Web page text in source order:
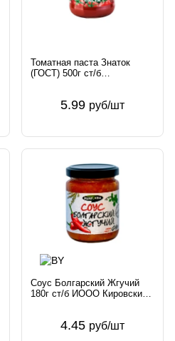
Томатная паста Знаток
(ГОСТ) 500г ст/б
5.99 руб/шт
Соус Болгарский Жгучий
180г ст/б ИООО Кировский
4.45 руб/шт